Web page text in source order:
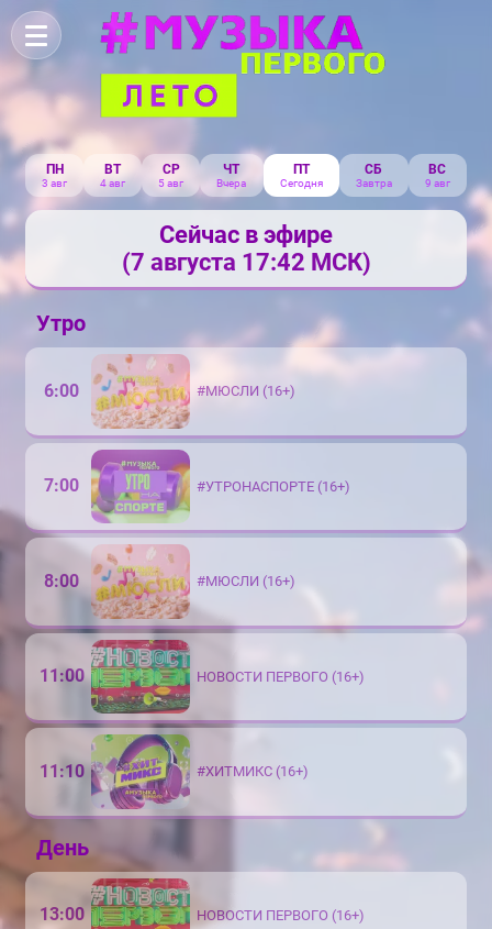
ПН
3 авг
ВТ
4 авг
СР
5 авг
ЧТ
Вчера
ПТ
Сегодня
СБ
Завтра
ВС
9 авг
Сейчас в эфире
(7 августа 17:42 МСК)
Утро
6:00 #МЮСЛИ (16+)
7:00 #УТРОНАСПОРТЕ (16+)
8:00 #МЮСЛИ (16+)
11:00 НОВОСТИ ПЕРВОГО (16+)
11:10 #ХИТМИКС (16+)
День
13:00 НОВОСТИ ПЕРВОГО (16+)